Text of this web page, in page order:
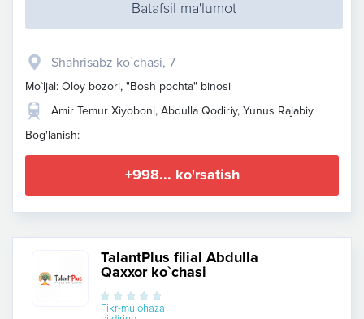
Batafsil ma'lumot
Shahrisabz ko`chasi, 7
Mo`ljal: Oloy bozori, "Bosh pochta" binosi
Amir Temur Xiyoboni, Abdulla Qodiriy, Yunus Rajabiy
Bog'lanish:
+998... ko'rsatish
TalantPlus filial Abdulla
Qaxxor ko`chasi
Fikr-mulohaza